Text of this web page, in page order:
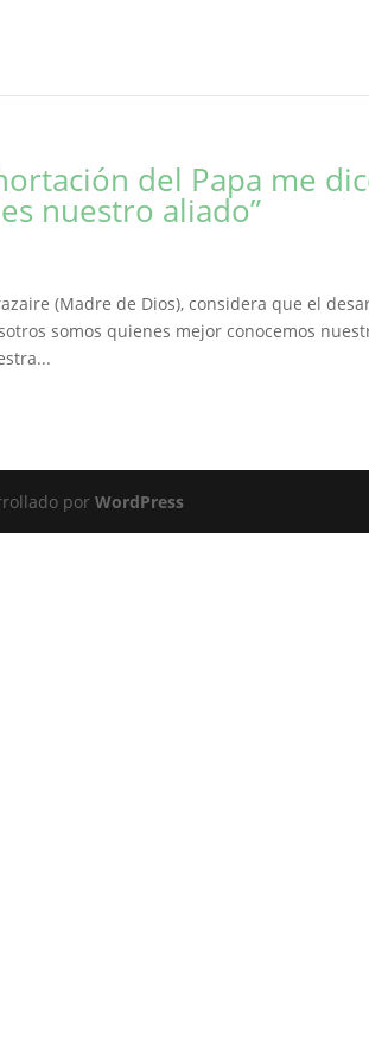
del Papa me
nuestro aliado”
(Madre de Dios), considera que el
somos quienes mejor conocemos
porWordPress